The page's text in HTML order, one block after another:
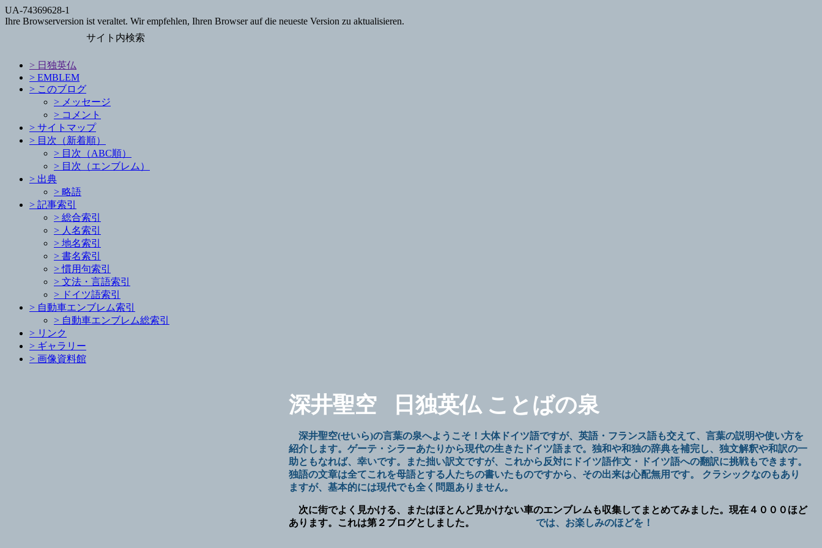
UA-74369628-1
Ihre Browserversion ist veraltet. Wir empfehlen, Ihren Browser auf die neueste Version zu aktualisieren.
サイト内検索
> 日独英仏
> EMBLEM
> このブログ
> メッセージ
> コメント
> サイトマップ
> 目次（新着順）
> 目次（ABC順）
> 目次（エンブレム）
> 出典
> 略語
> 記事索引
> 総合索引
> 人名索引
> 地名索引
> 書名索引
> 慣用句索引
> 文法・言語索引
> ドイツ語索引
> 自動車エンブレム索引
> 自動車エンブレム総索引
> リンク
> ギャラリー
> 画像資料館
深井聖空 日独英仏 ことばの泉
深井聖空(せいら)の言葉の泉へようこそ！大体ドイツ語ですが、英語・フランス語も交えて、言葉の説明や使い方を
紹介します。ゲーテ・シラーあたりから現代の生きたドイツ語まで。独和や和独の辞典を補完し、独文解釈や和訳の一
助ともなれば、幸いです。また拙い訳文ですが、これから反対にドイツ語作文・ドイツ語への翻訳に挑戦もできます。
独語の文章は全てこれを母語とする人たちの書いたものですから、その出来は心配無用です。 クラシックなのもあり
ますが、基本的には現代でも全く問題ありません。
次に街でよく見かける、またはほとんど見かけない車のエンブレムも収集してまとめてみました。現在４０００ほど
あります。これは第２ブログとしました。
では、お楽しみのほどを！